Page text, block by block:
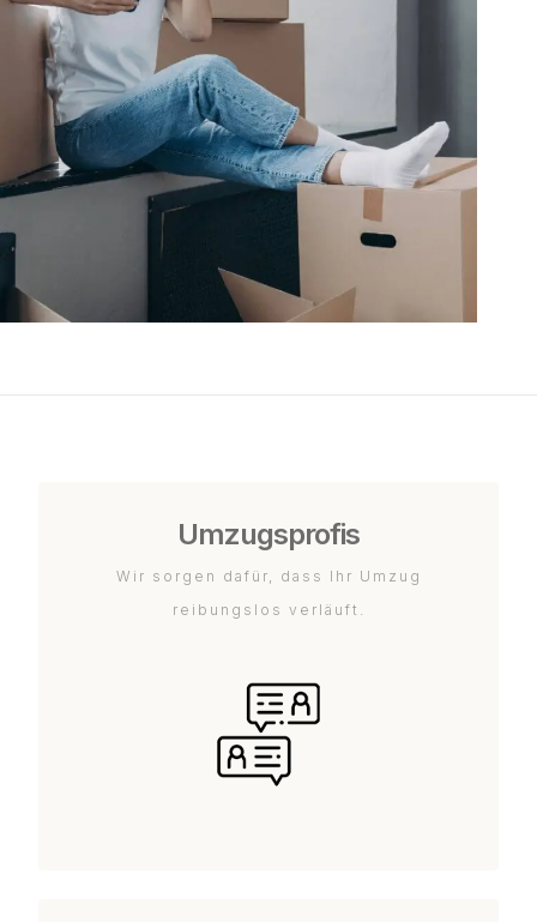
Umzugsprofis
Wir sorgen dafür, dass Ihr Umzug
reibungslos verläuft.